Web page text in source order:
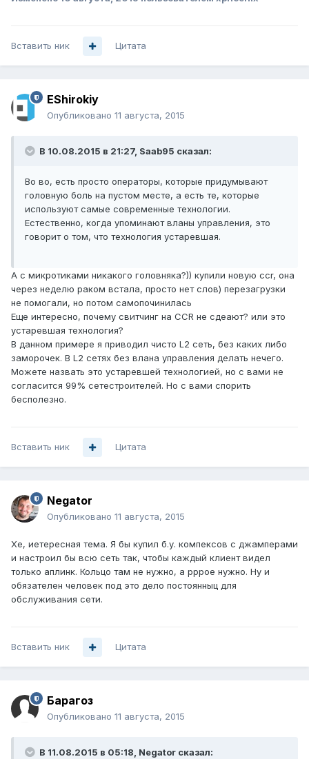
Вставить ник Цитата
EShirokiy
Опубликовано 11 августа, 2015
В 10.08.2015 в 21:27, Saab95 сказал:
Во во, есть просто операторы, которые придумывают
головную боль на пустом месте, а есть те, которые
используют самые современные технологии.
Естественно, когда упоминают вланы управления, это
говорит о том, что технология устаревшая.
А с микротиками никакого головняка?)) купили новую ccr, она
через неделю раком встала, просто нет слов) перезагрузки
не помогали, но потом самопочинилась
Еще интересно, почему свитчинг на CCR не сдеают? или это
устаревшая технология?
В данном примере я приводил чисто L2 сеть, без каких либо
заморочек. В L2 сетях без влана управления делать нечего.
Можете назвать это устаревшей технологией, но с вами не
согласится 99% сетестроителей. Но с вами спорить
бесполезно.
Вставить ник Цитата
Negator
Опубликовано 11 августа, 2015
Хе, иетересная тема. Я бы купил б.у. компексов с джамперами
и настроил бы всю сеть так, чтобы каждый клиент видел
только аплинк. Кольцо там не нужно, а pppoe нужно. Ну и
обязателен человек под это дело постоянныц для
обслуживания сети.
Вставить ник Цитата
Барагоз
Опубликовано 11 августа, 2015
В 11.08.2015 в 05:18, Negator сказал: